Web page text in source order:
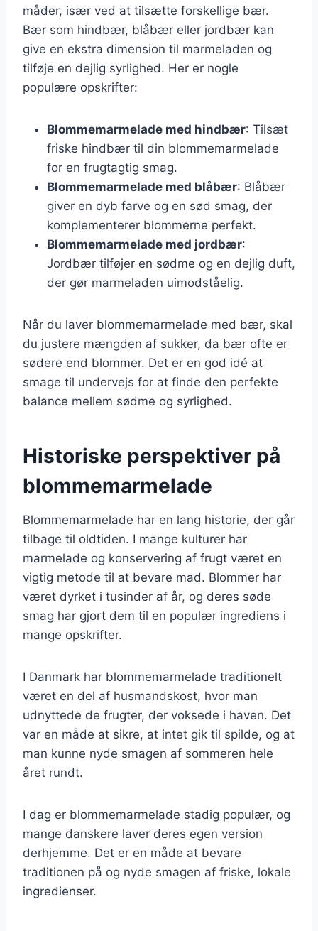
måder, især ved at tilsætte forskellige bær.
Bær som hindbær, blåbær eller jordbær kan
give en ekstra dimension til marmeladen og
tilføje en dejlig syrlighed. Her er nogle
populære opskrifter:
Blommemarmelade med hindbær: Tilsæt
friske hindbær til din blommemarmelade
for en frugtagtig smag.
Blommemarmelade med blåbær: Blåbær
giver en dyb farve og en sød smag, der
komplementerer blommerne perfekt.
Blommemarmelade med jordbær:
Jordbær tilføjer en sødme og en dejlig duft,
der gør marmeladen uimodståelig.
Når du laver blommemarmelade med bær, skal
du justere mængden af sukker, da bær ofte er
sødere end blommer. Det er en god idé at
smage til undervejs for at finde den perfekte
balance mellem sødme og syrlighed.
Historiske perspektiver på
blommemarmelade
Blommemarmelade har en lang historie, der går
tilbage til oldtiden. I mange kulturer har
marmelade og konservering af frugt været en
vigtig metode til at bevare mad. Blommer har
været dyrket i tusinder af år, og deres søde
smag har gjort dem til en populær ingrediens i
mange opskrifter.
I Danmark har blommemarmelade traditionelt
været en del af husmandskost, hvor man
udnyttede de frugter, der voksede i haven. Det
var en måde at sikre, at intet gik til spilde, og at
man kunne nyde smagen af sommeren hele
året rundt.
I dag er blommemarmelade stadig populær, og
mange danskere laver deres egen version
derhjemme. Det er en måde at bevare
traditionen på og nyde smagen af friske, lokale
ingredienser.